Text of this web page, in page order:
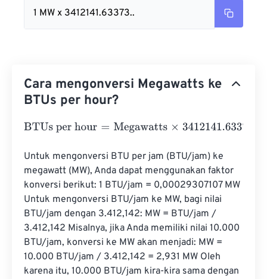
1 MW x 3412141.63373..
Cara mengonversi Megawatts ke
BTUs per hour?
BTUs per hour=Megawatts×3412141.633738
Untuk mengonversi BTU per jam (BTU/jam) ke
megawatt (MW), Anda dapat menggunakan faktor
konversi berikut: 1 BTU/jam = 0,00029307107 MW
Untuk mengonversi BTU/jam ke MW, bagi nilai
BTU/jam dengan 3.412,142: MW = BTU/jam /
3.412,142 Misalnya, jika Anda memiliki nilai 10.000
BTU/jam, konversi ke MW akan menjadi: MW =
10.000 BTU/jam / 3.412,142 = 2,931 MW Oleh
karena itu, 10.000 BTU/jam kira-kira sama dengan